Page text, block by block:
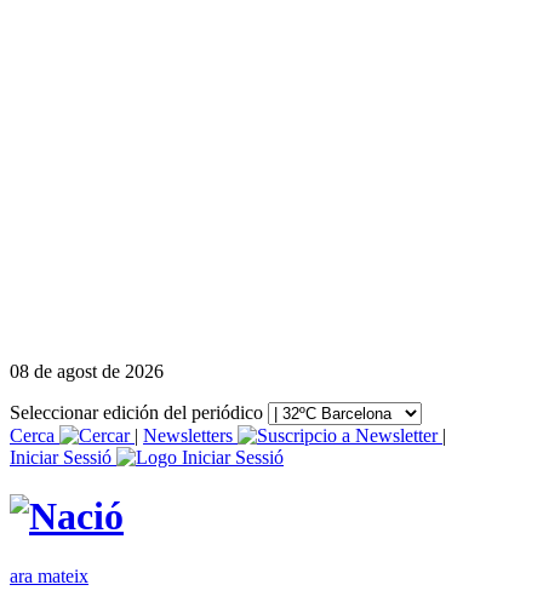
08 de agost de 2026
Seleccionar edición del periódico
Cerca
| Newsletters
|
Iniciar Sessió
ara mateix